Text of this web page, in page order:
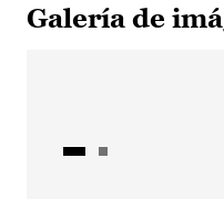
Galería de